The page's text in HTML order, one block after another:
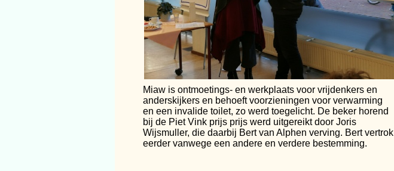
Miaw is ontmoetings- en werkplaats voor vrijdenkers en
anderskijkers en behoeft voorzieningen voor verwarming
en een invalide toilet, zo werd toegelicht. De beker horend
bij de Piet Vink prijs prijs werd uitgereikt door Joris
Wijsmuller, die daarbij Bert van Alphen verving. Bert vertrok
eerder vanwege een andere en verdere bestemming.